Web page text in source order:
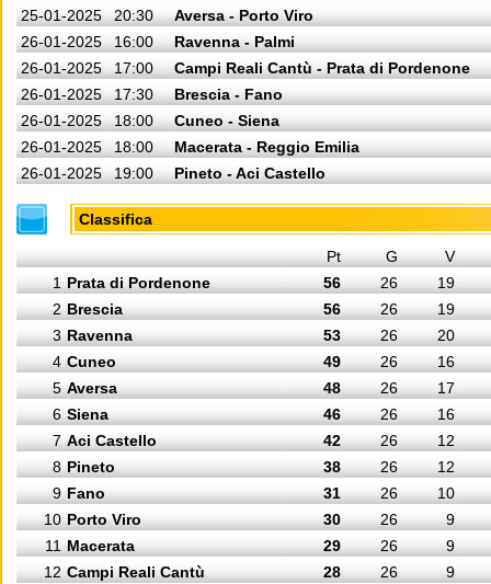
25-01-2025 20:30
Aversa - Porto Viro
26-01-2025
16:00
Ravenna - Palmi
26-01-2025
17:00
Campi Reali Cantù - Prata di Pordenone
26-01-2025
17:30
Brescia - Fano
26-01-2025
18:00
Cuneo - Siena
26-01-2025
18:00
Macerata - Reggio Emilia
26-01-2025
19:00 Pineto - Aci Castello
Classifica
Pt G
V
1 Prata di Pordenone 56 26
19
2 Brescia 56 26
19
3 Ravenna 53 26
20
4 Cuneo 49 26
16
5 Aversa 48 26
17
6 Siena 46 26
16
7 Aci Castello 42 26
12
8 Pineto 38 26
12
9 Fano 31 26
10
10 Porto Viro 30 26
9
11 Macerata 29 26
9
12 Campi Reali Cantù 28 26
9